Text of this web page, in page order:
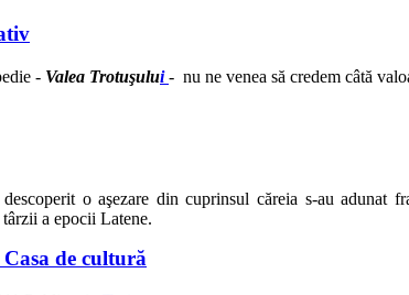
- Valea Trotuşului - nu ne venea să credem câtă
o aşezare din cuprinsul căreia s-au adunat
a epocii Latene.
de cultură